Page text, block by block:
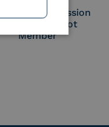
Commission
Large Scale Pilot
Member